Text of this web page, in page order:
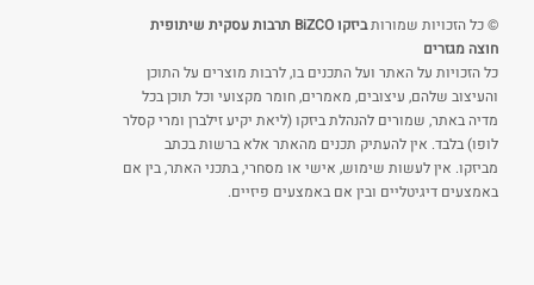
© כל הזכויות שמורות
ביזקו BiZCO תרבות עסקית שיתופית
חוצה מגזרים
כל הזכויות על האתר ועל התכנים בו, לרבות מוצרים על התוכן
והעיצוב שלהם, עיצובים, מאמרים, חומר מקצועי וכל תוכן בכל
מדיה באתר, שמורים להנהלת ביזקו (ליאת יקיע זילברן ומרי קסלר
לופו) בלבד. אין להעתיק תכנים מהאתר אלא ברשות בכתב
מביזקו. אין לעשות שימוש, אישי או מסחרי, בתכני האתר, בין אם
באמצעים דיגיטליים ובין אם באמצעים פיזיים.